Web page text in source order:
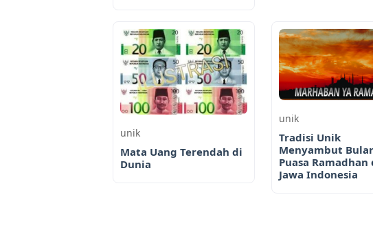
unik
Mata Uang Terendah di
Dunia
unik
Tradisi Unik
Menyambut
Puasa Ramadhan
Jawa Indonesia